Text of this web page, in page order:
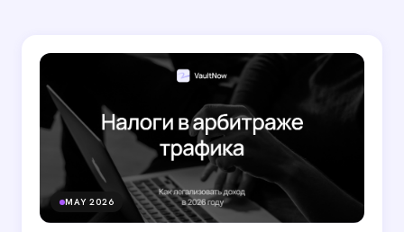
MAY 2026